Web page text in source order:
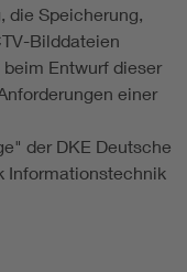
Speicherung,
Bilddateien
Entwurf dieser
einer
der DKE Deutsche
Informationstechnik